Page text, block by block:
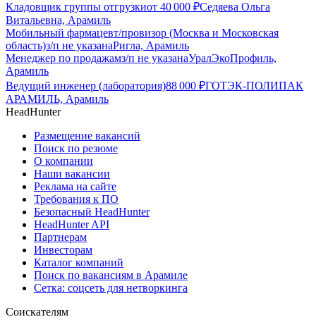
Кладовщик группы отгрузкиот 40 000 ₽Седяева Ольга
Витальевна, Арамиль
Мобильный фармацевт/провизор (Москва и Московская
область)з/п не указанаРигла, Арамиль
Менеджер по продажамз/п не указанаУралЭкоПрофиль,
Арамиль
Ведущий инженер (лаборатория)88 000 ₽ГОТЭК-ПОЛИПАК
АРАМИЛЬ, Арамиль
HeadHunter
Размещение вакансий
Поиск по резюме
О компании
Наши вакансии
Реклама на сайте
Требования к ПО
Безопасный HeadHunter
HeadHunter API
Партнерам
Инвесторам
Каталог компаний
Поиск по вакансиям в Арамиле
Сетка: соцсеть для нетворкинга
Соискателям